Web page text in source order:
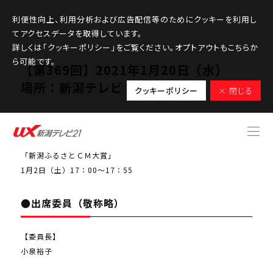
利便性向上、利用分析および広告配信等のためにクッキーを利用し
てアクセスデータを取得しています。
詳しくは「クッキーポリシー」をご覧ください。オプトアウトもこちらか
ら可能です。
クッキーポリシー × 閉じる
【第369回】2021年1月20日（水）
場所：新潟テレビ２１大会議室
●検討課題番組
「新潟ふるさとＣＭ大賞」
1月2日（土）17：00～17：55
●出席委員（敬称略）
【委員長】
小泉裕子